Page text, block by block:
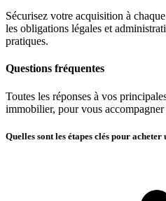
Sécurisez votre acquisition à
les obligations légales et
pratiques.
Questions fréquentes
Toutes les réponses à vos
immobilier, pour vous
Quelles sont les étapes clés pour